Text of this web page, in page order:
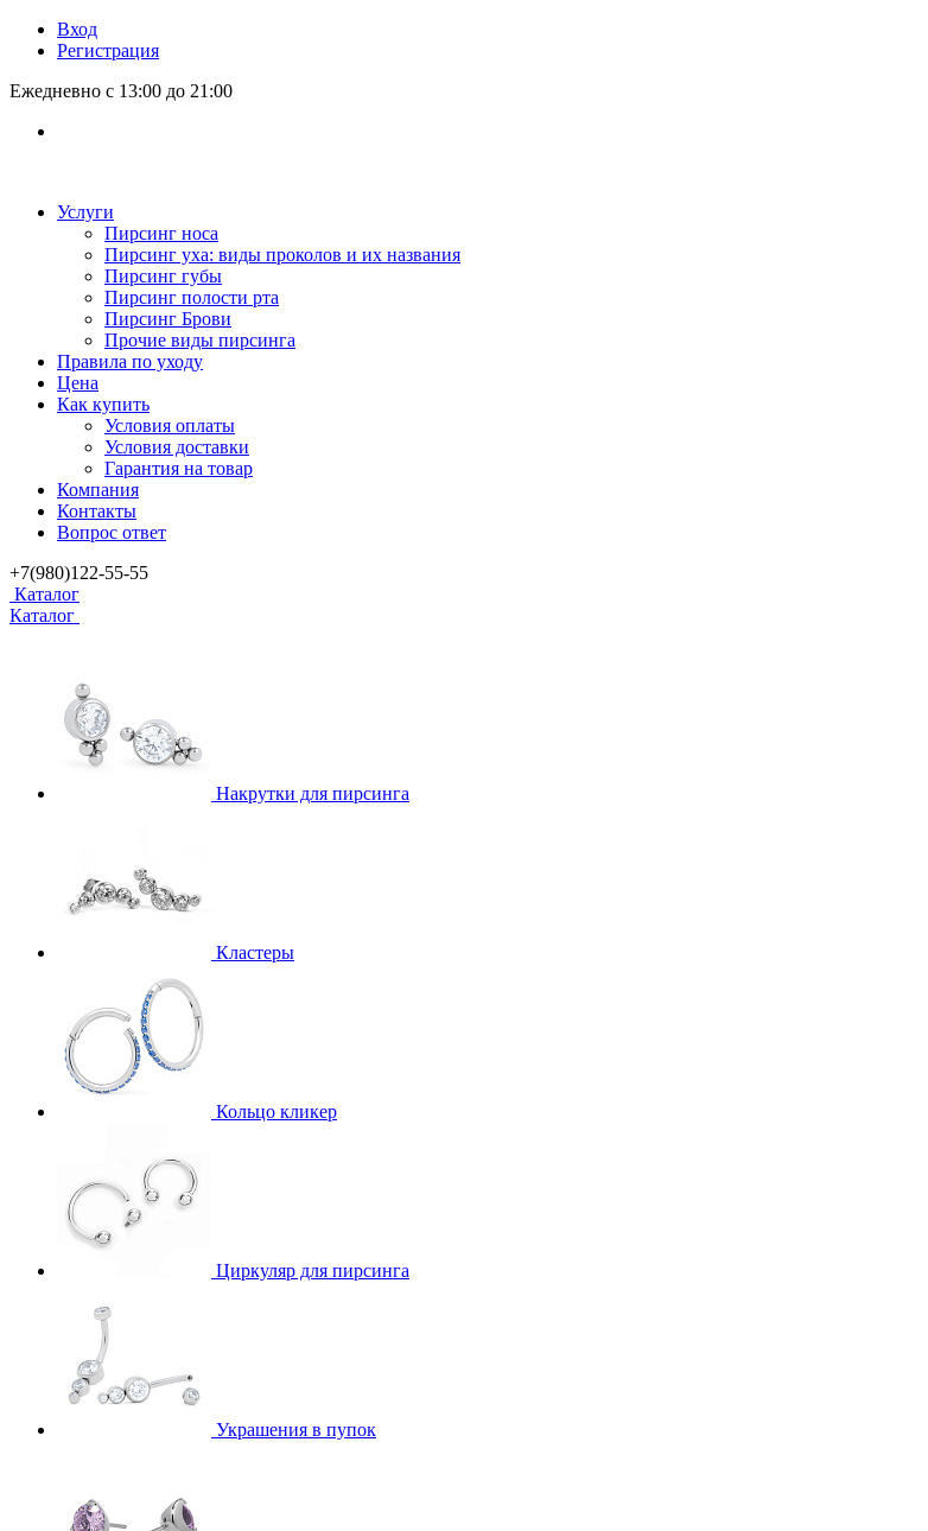
Вход
Регистрация
Ежедневно с 13:00 до 21:00
Услуги
Пирсинг носа
Пирсинг уха: виды проколов и их названия
Пирсинг губы
Пирсинг полости рта
Пирсинг Брови
Прочие виды пирсинга
Правила по уходу
Цена
Как купить
Условия оплаты
Условия доставки
Гарантия на товар
Компания
Контакты
Вопрос ответ
+7(980)122-55-55
Каталог
Каталог
Накрутки для пирсинга
Кластеры
Кольцо кликер
Циркуляр для пирсинга
Украшения в пупок